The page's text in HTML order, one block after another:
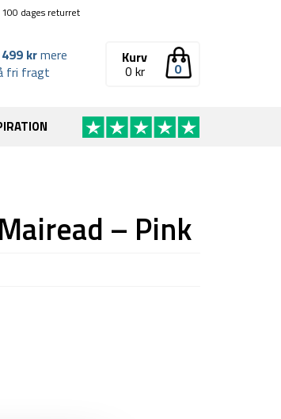
100 dages returret
0
Kurv
0 kr
499 krmere
fri fragt
– Pink